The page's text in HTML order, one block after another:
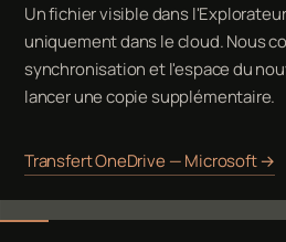
Un fichier visible dans
uniquement dans le cloud. Nous
synchronisation et l'espace du
lancer une copie supplémentaire.
Transfert OneDrive — Microsoft →